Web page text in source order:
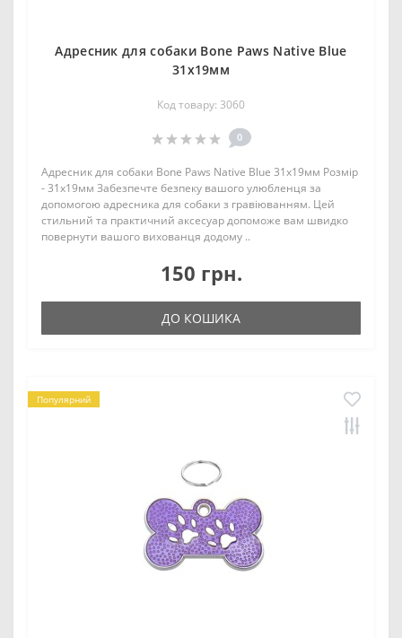
Адресник для собаки Bone Paws Native Blue
31х19мм
Код товару: 3060
0
Адресник для собаки Bone Paws Native Blue 31х19мм Розмір
- 31х19мм Забезпечте безпеку вашого улюбленця за
допомогою адресника для собаки з гравіюванням. Цей
стильний та практичний аксесуар допоможе вам швидко
повернути вашого вихованця додому ..
150 грн.
ДО КОШИКА
Популярний